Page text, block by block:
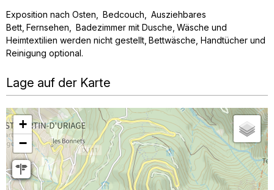
Exposition nach Osten Bedcouch
Ausziehbares
Bett Fernsehen Badezimmer mit Dusche Wäsche und
Heimtextilien werden nicht gestellt Bettwäsche, Handtücher und
Reinigung optional
Lage auf der Karte
+
−